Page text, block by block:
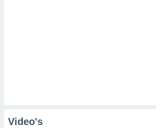
Video's